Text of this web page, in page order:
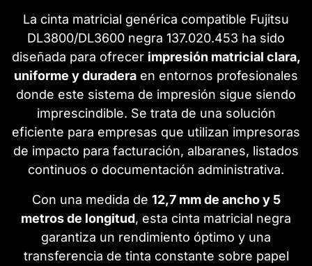
La cinta matricial genérica compatible Fujitsu
DL3800/DL3600 negra 137.020.453 ha sido
diseñada para ofrecer impresión matricial clara,
uniforme y duradera en entornos profesionales
donde este sistema de impresión sigue siendo
imprescindible. Se trata de una solución
eficiente para empresas que utilizan impresoras
de impacto para facturación, albaranes, listados
continuos o documentación administrativa.
Con una medida de 12,7 mm de ancho y 5
metros de longitud, esta cinta matricial negra
garantiza un rendimiento óptimo y una
transferencia de tinta constante sobre papel